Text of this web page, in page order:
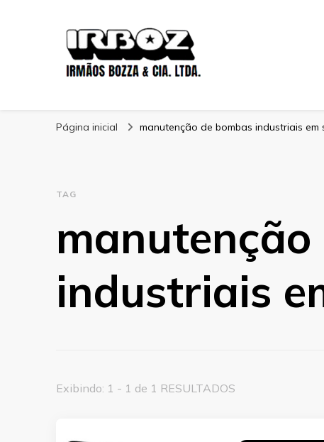
Blog Irboz
Página inicial manutenção de bombas industriais em
TAG
industriais
Exibindo: 1 - 1 de 1 RESULTADOS